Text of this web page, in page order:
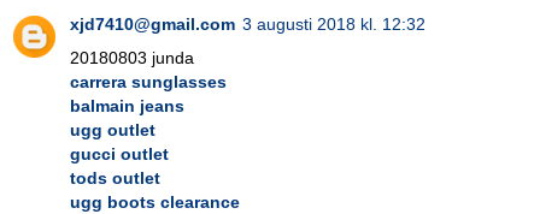
xjd7410@gmail.com 3 augusti 2018 kl. 12:32
20180803 junda
carrera sunglasses
balmain jeans
ugg outlet
gucci outlet
tods outlet
ugg boots clearance